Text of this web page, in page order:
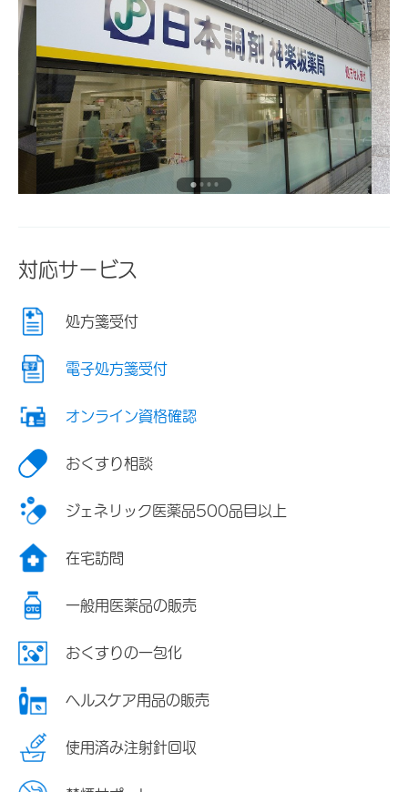
対応サービス
処方箋受付
電子処方箋受付
オンライン資格確認
おくすり相談
ジェネリック医薬品500品目以上
在宅訪問
一般用医薬品の販売
おくすりの一包化
ヘルスケア用品の販売
使用済み注射針回収